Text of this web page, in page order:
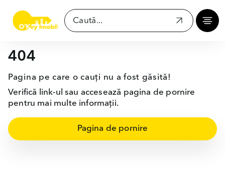
404
Pagina pe care o cauți nu a fost găsită!
Verifică link-ul sau accesează pagina de pornire
pentru mai multe informații.
Pagina de pornire